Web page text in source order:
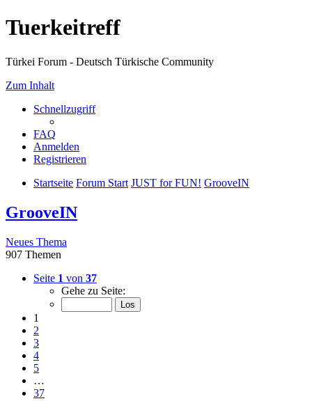
Tuerkeitreff
Türkei Forum - Deutsch Türkische Community
Zum Inhalt
Schnellzugriff
FAQ
Anmelden
Registrieren
Startseite Forum Start JUST for FUN! GrooveIN
GrooveIN
Neues Thema
907 Themen
Seite 1 von 37
Gehe zu Seite:
1
2
3
4
5
…
37